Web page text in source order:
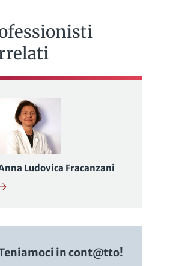
Ludovica Fracanzani
in cont@tto!